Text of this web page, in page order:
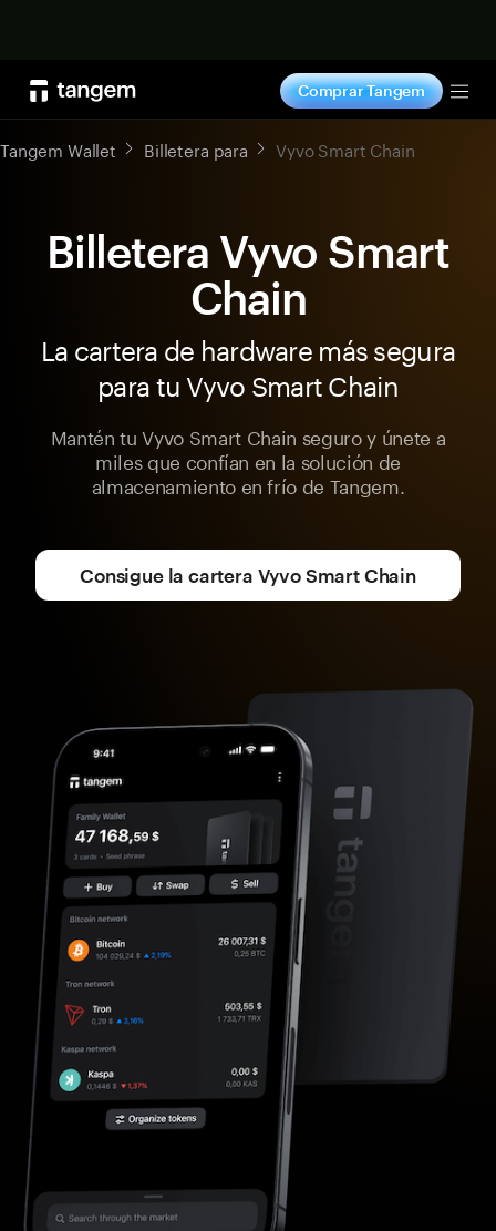
Comprar Tangem
Tangem Wallet Billetera para Vyvo Smart Chain
Billetera Vyvo Smart
Chain
La cartera de hardware más segura
para tu Vyvo Smart Chain
Mantén tu Vyvo Smart Chain seguro y únete a
miles que confían en la solución de
almacenamiento en frío de Tangem.
Consigue la cartera Vyvo Smart Chain